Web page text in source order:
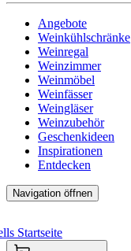
Angebote
Weinkühlschränke
Weinregal
Weinzimmer
Weinmöbel
Weinfässer
Weingläser
Weinzubehör
Geschenkideen
Inspirationen
Entdecken
Navigation öffnen
Startseite